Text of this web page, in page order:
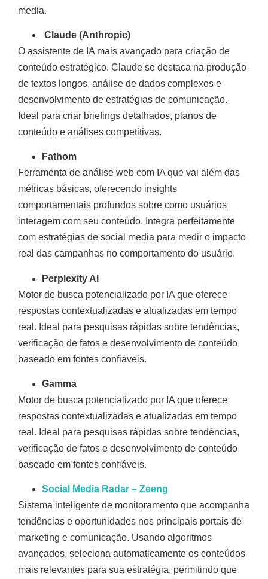
media.
Claude (Anthropic)
O assistente de IA mais avançado para criação de
conteúdo estratégico. Claude se destaca na produção
de textos longos, análise de dados complexos e
desenvolvimento de estratégias de comunicação.
Ideal para criar briefings detalhados, planos de
conteúdo e análises competitivas.
Fathom
Ferramenta de análise web com IA que vai além das
métricas básicas, oferecendo insights
comportamentais profundos sobre como usuários
interagem com seu conteúdo. Integra perfeitamente
com estratégias de social media para medir o impacto
real das campanhas no comportamento do usuário.
Perplexity AI
Motor de busca potencializado por IA que oferece
respostas contextualizadas e atualizadas em tempo
real. Ideal para pesquisas rápidas sobre tendências,
verificação de fatos e desenvolvimento de conteúdo
baseado em fontes confiáveis.
Gamma
Motor de busca potencializado por IA que oferece
respostas contextualizadas e atualizadas em tempo
real. Ideal para pesquisas rápidas sobre tendências,
verificação de fatos e desenvolvimento de conteúdo
baseado em fontes confiáveis.
Social Media Radar – Zeeng
Sistema inteligente de monitoramento que acompanha
tendências e oportunidades nos principais portais de
marketing e comunicação. Usando algoritmos
avançados, seleciona automaticamente os conteúdos
mais relevantes para sua estratégia, permitindo que